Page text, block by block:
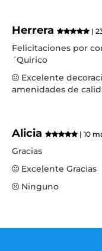
Herrera |
Felicitaciones por
´Quirico
Excelente
amenidades de
Alicia | 10
Gracias
Excelente Gracias
Ninguno